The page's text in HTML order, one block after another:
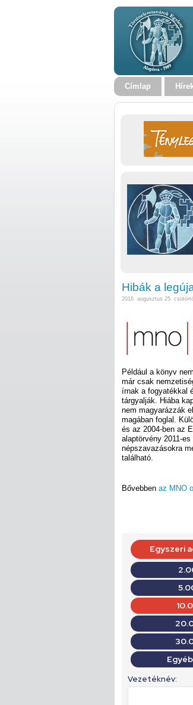
Címlap
Hibák a
2016. augusztus 25.
Például a könyv
már csak
írnak a fogyatékkal
tárgyalják. Hiába
nem magyarázzák
magában foglal.
és az 2004-ben az
alaptörvény 2011-
népszavazásokra
található.
Bővebben az MNO